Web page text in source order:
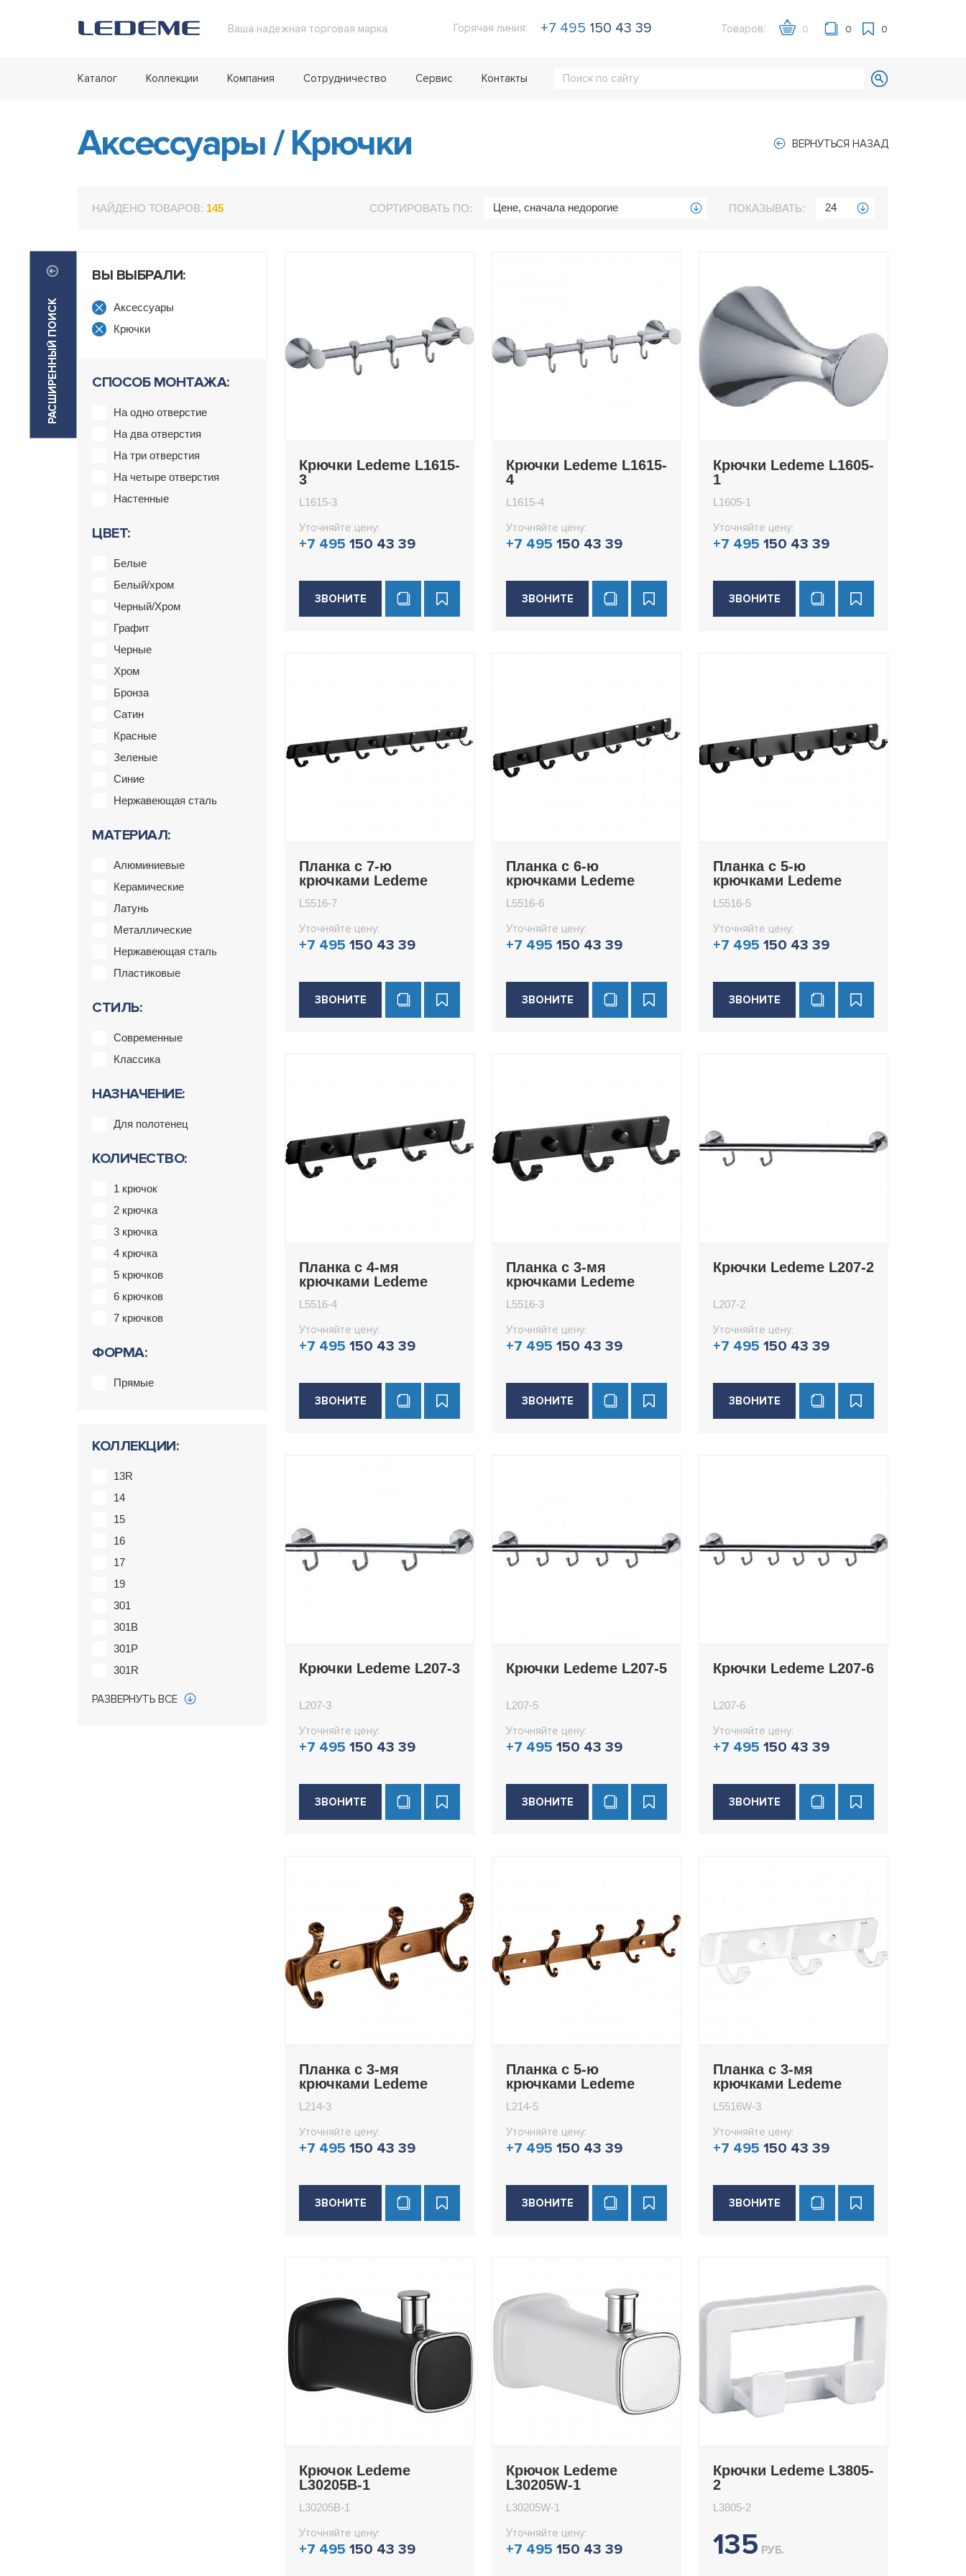
Ваша надежная торговая марка Горячая линия: +7 495 150 43 39 Товаров: 0 0 0
Каталог Коллекции Компания Сотрудничество Сервис Контакты
ВЕРНУТЬСЯ НАЗАД
Аксессуары/Крючки
НАЙДЕНО ТОВАРОВ: 145 СОРТИРОВАТЬ ПО: Цене, сначала недорогие ПОКАЗЫВАТЬ: 24
РАСШИРЕННЫЙ ПОИСК
ВЫ ВЫБРАЛИ:
Аксессуары
Крючки
СПОСОБ МОНТАЖА:
На одно отверстие
На два отверстия
На три отверстия
На четыре отверстия
Настенные
ЦВЕТ:
Белые
Белый/хром
Черный/Хром
Графит
Черные
Хром
Бронза
Сатин
Красные
Зеленые
Синие
Нержавеющая сталь
МАТЕРИАЛ:
Алюминиевые
Керамические
Латунь
Металлические
Нержавеющая сталь
Пластиковые
СТИЛЬ:
Современные
Классика
НАЗНАЧЕНИЕ:
Для полотенец
КОЛИЧЕСТВО:
1 крючок
2 крючка
3 крючка
4 крючка
5 крючков
6 крючков
7 крючков
ФОРМА:
Прямые
КОЛЛЕКЦИИ:
13R
14
15
16
17
19
301
301B
301P
301R
РАЗВЕРНУТЬ ВСЕ
Крючки Ledeme L1615-
3
L1615-3
Уточняйте цену:
+7 495 150 43 39
ЗВОНИТЕ
Крючки Ledeme L1615-
4
L1615-4
Уточняйте цену:
+7 495 150 43 39
ЗВОНИТЕ
Крючки Ledeme L1605-
1
L1605-1
Уточняйте цену:
+7 495 150 43 39
ЗВОНИТЕ
Планка с 7-ю
крючками Ledeme
L5516-7
Уточняйте цену:
+7 495 150 43 39
ЗВОНИТЕ
Планка с 6-ю
крючками Ledeme
L5516-6
Уточняйте цену:
+7 495 150 43 39
ЗВОНИТЕ
Планка с 5-ю
крючками Ledeme
L5516-5
Уточняйте цену:
+7 495 150 43 39
ЗВОНИТЕ
Планка с 4-мя
крючками Ledeme
L5516-4
Уточняйте цену:
+7 495 150 43 39
ЗВОНИТЕ
Планка с 3-мя
крючками Ledeme
L5516-3
Уточняйте цену:
+7 495 150 43 39
ЗВОНИТЕ
Крючки Ledeme L207-2
L207-2
Уточняйте цену:
+7 495 150 43 39
ЗВОНИТЕ
Крючки Ledeme L207-3
L207-3
Уточняйте цену:
+7 495 150 43 39
ЗВОНИТЕ
Крючки Ledeme L207-5
L207-5
Уточняйте цену:
+7 495 150 43 39
ЗВОНИТЕ
Крючки Ledeme L207-6
L207-6
Уточняйте цену:
+7 495 150 43 39
ЗВОНИТЕ
Планка с 3-мя
крючками Ledeme
L214-3
Уточняйте цену:
+7 495 150 43 39
ЗВОНИТЕ
Планка с 5-ю
крючками Ledeme
L214-5
Уточняйте цену:
+7 495 150 43 39
ЗВОНИТЕ
Планка с 3-мя
крючками Ledeme
L5516W-3
Уточняйте цену:
+7 495 150 43 39
ЗВОНИТЕ
Крючок Ledeme
L30205B-1
L30205B-1
Уточняйте цену:
+7 495 150 43 39
Крючок Ledeme
L30205W-1
L30205W-1
Уточняйте цену:
+7 495 150 43 39
Крючки Ledeme L3805-
2
L3805-2
135 РУБ.